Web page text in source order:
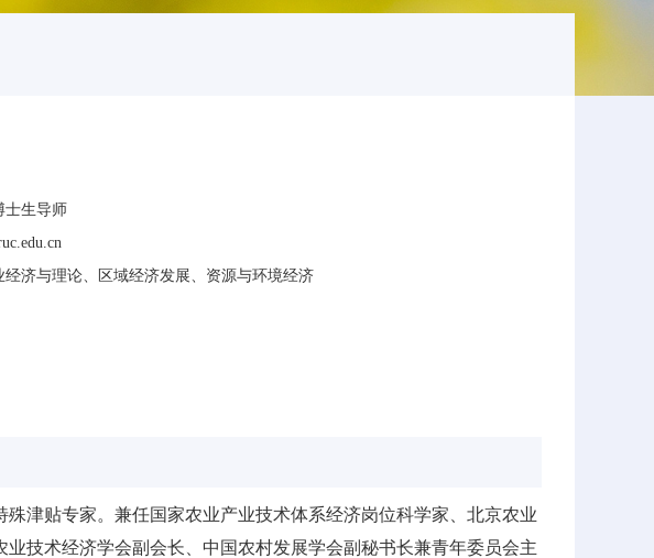
士生导师
经济与理论、区域经济发展、资源与环境经济
津贴专家。兼任国家农业产业技术体系经济岗位科学家、北京农业
技术经济学会副会长、中国农村发展学会副秘书长兼青年委员会主